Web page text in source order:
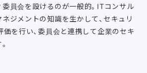
員会を設けるのが一般的。ITコンサル
ジメントの知識を生かして、セキュリ
価を行い、委員会と連携して企業のセキ